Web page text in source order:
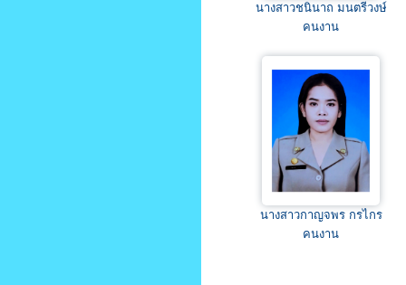
นางสาวชนินาถ มนตรีวงษ์
คนงาน
นางสาวกาญจพร กรไกร
คนงาน